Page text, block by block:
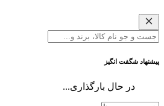
پیشنهاد شگفت انگیز
در حال بارگذاری...